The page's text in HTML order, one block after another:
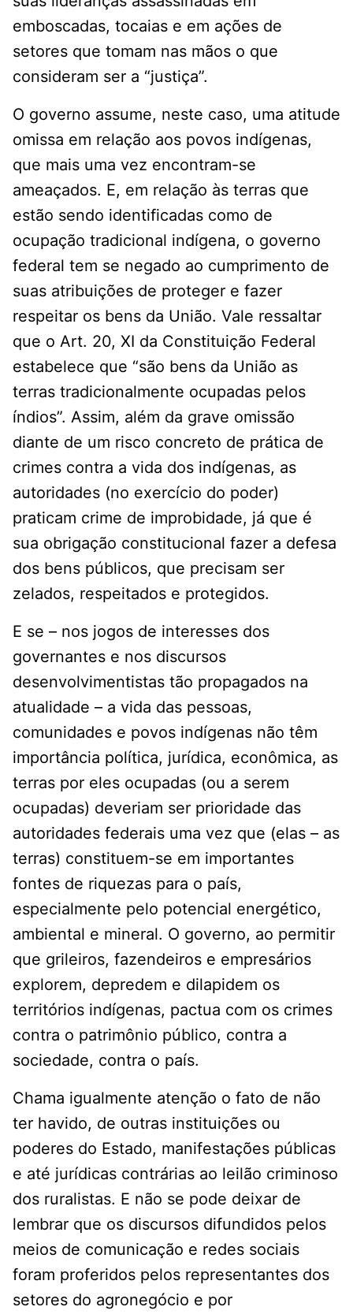
emboscadas, tocaias e em ações de
setores que tomam nas mãos o que
consideram ser a “justiça”.
O governo assume, neste caso, uma atitude
omissa em relação aos povos indígenas,
que mais uma vez encontram-se
ameaçados. E, em relação às terras que
estão sendo identificadas como de
ocupação tradicional indígena, o governo
federal tem se negado ao cumprimento de
suas atribuições de proteger e fazer
respeitar os bens da União. Vale ressaltar
que o Art. 20, XI da Constituição Federal
estabelece que “são bens da União as
terras tradicionalmente ocupadas pelos
índios”. Assim, além da grave omissão
diante de um risco concreto de prática de
crimes contra a vida dos indígenas, as
autoridades (no exercício do poder)
praticam crime de improbidade, já que é
sua obrigação constitucional fazer a defesa
dos bens públicos, que precisam ser
zelados, respeitados e protegidos.
E se – nos jogos de interesses dos
governantes e nos discursos
desenvolvimentistas tão propagados na
atualidade – a vida das pessoas,
comunidades e povos indígenas não têm
importância política, jurídica, econômica, as
terras por eles ocupadas (ou a serem
ocupadas) deveriam ser prioridade das
autoridades federais uma vez que (elas – as
terras) constituem-se em importantes
fontes de riquezas para o país,
especialmente pelo potencial energético,
ambiental e mineral. O governo, ao permitir
que grileiros, fazendeiros e empresários
explorem, depredem e dilapidem os
territórios indígenas, pactua com os crimes
contra o patrimônio público, contra a
sociedade, contra o país.
Chama igualmente atenção o fato de não
ter havido, de outras instituições ou
poderes do Estado, manifestações públicas
e até jurídicas contrárias ao leilão criminoso
dos ruralistas. E não se pode deixar de
lembrar que os discursos difundidos pelos
meios de comunicação e redes sociais
foram proferidos pelos representantes dos
setores do agronegócio e por